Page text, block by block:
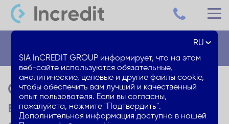
Самые популярные
веломаршруты этого
RU
SIA InCREDIT GROUP информирует, что на этом
веб-сайте используются обязательные,
аналитические, целевые и другие файлы cookie,
чтобы обеспечить вам лучший и качественный
опыт пользователя. Если вы согласны,
пожалуйста, нажмите "Подтвердить".
Дополнительная информация доступна в нашей